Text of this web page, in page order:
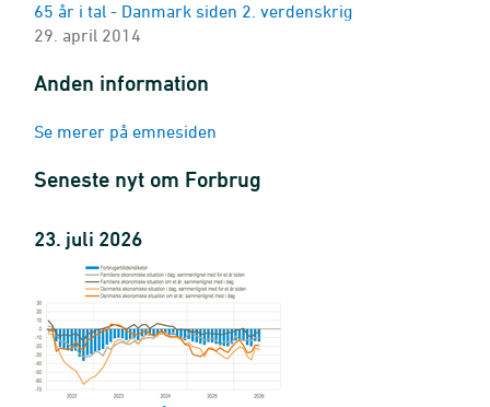
65 år i tal - Danmark siden 2. verdenskrig
29. april 2014
Anden information
Se merer på emnesiden
Seneste nyt om Forbrug
23. juli 2026